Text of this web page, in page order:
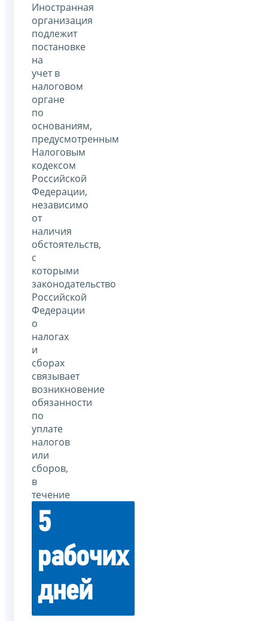
Иностранная
организация
подлежит
постановке
на
учет в
налоговом
органе
по
основаниям,
предусмотренным
Налоговым
кодексом
Российской
Федерации,
независимо
от
наличия
обстоятельств,
с
которыми
законодательство
Российской
Федерации
о
налогах
и
сборах
связывает
возникновение
обязанности
по
уплате
налогов
или
сборов,
в
течение
5
рабочих
дней